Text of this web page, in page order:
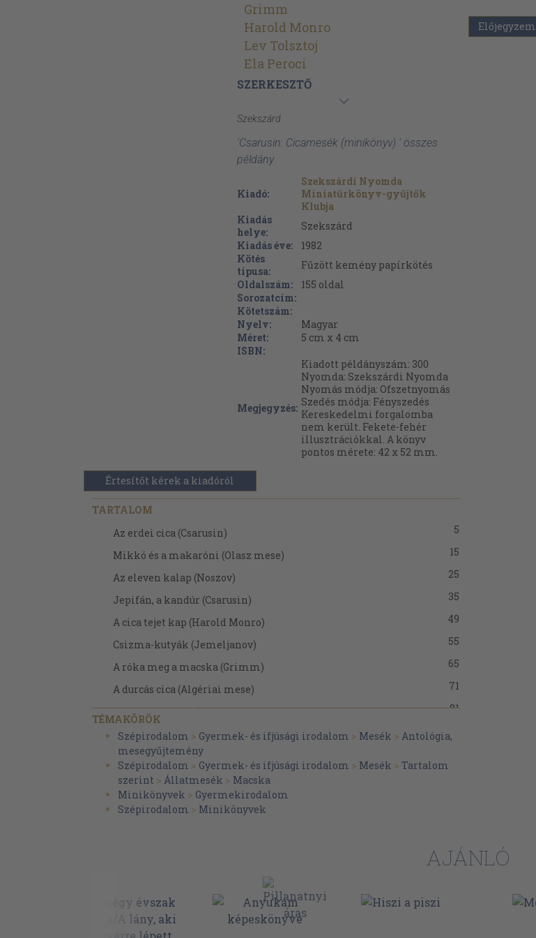
Grimm
Harold Monro
Lev Tolsztoj
Ela Peroci
SZERKESZTŐ
Szekszárd
'Csarusin: Cicamesék (minikönyv) ' összes
példány
Kiadó:
Szekszárdi Nyomda
Miniatűrkönyv-gyűjtők
Klubja
Kiadás
helye:
Szekszárd
Kiadás éve:
1982
Kötés
típusa:
Fűzött kemény papírkötés
Oldalszám:
155 oldal
Sorozatcím:
Kötetszám:
Nyelv:
Magyar
Méret:
5 cm x 4 cm
ISBN:
Megjegyzés:
Kiadott példányszám: 300
Nyomda: Szekszárdi Nyomda
Nyomás módja: Ofszetnyomás
Szedés módja: Fényszedés
Kereskedelmi forgalomba
nem került. Fekete-fehér
illusztrációkkal. A könyv
pontos mérete: 42 x 52 mm.
Értesítőt kérek a kiadóról
TARTALOM
Az erdei cica (Csarusin)
5
Mikkó és a makaróni (Olasz mese)
15
Az eleven kalap (Noszov)
25
Jepifán, a kandúr (Csarusin)
35
A cica tejet kap (Harold Monro)
49
Csizma-kutyák (Jemeljanov)
55
A róka meg a macska (Grimm)
65
A durcás cica (Algériai mese)
71
Csizmás kandúr (Hanna Januszewska)
81
Az öt kismacska (Lett népmese)
A világjáró cica (Angol gyermekvers)
Cirmos Cili játszótársa (Angol mese)
Papucsok (Ela Peroci)
TÉMAKÖRÖK
Szépirodalom > Gyermek- és ifjúsági irodalom > Mesék > Antológia,
mesegyűjtemény
Szépirodalom > Gyermek- és ifjúsági irodalom > Mesék > Tartalom
szerint > Állatmesék > Macska
Minikönyvek > Gyermekirodalom
Szépirodalom > Minikönyvek
Előjegyzem
AJÁNLÓ